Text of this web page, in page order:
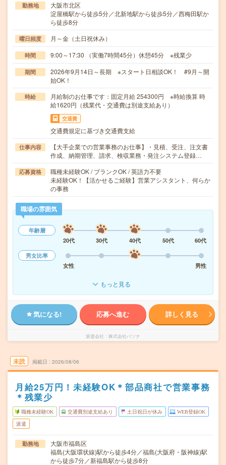
勤務地
大阪市北区
淀屋橋駅から徒歩5分／北新地駅から徒歩5分／西梅田駅か
ら徒歩8分
曜日頻度 月～金（土日祝休み）
時間 9:00～17:30 （実働7時間45分）休憩45分 ※残業少
期間
2026年9月14日～長期 ※スタート日相談OK！ #9月～開
始OK！
時給
月給制のお仕事です：固定月給 254300円 ※時給換算 時
給1620円（残業代・交通費は別途支給あり）
交通費
交通費規定に基づき交通費支給
仕事内容
【大手企業での営業事務のお仕事】・見積、受注、注文書
作成、納期管理、請求、検収業務・発注システム登録…
応募資格
職種未経験OK / ブランクOK / 英語力不要
未経験OK！【活かせるご経験】営業アシスタント、何らか
の事務
職場の雰囲気
年齢層
20代
30代 40代 50代
60代
男女比率
女性
男性
もっと見る
気になる! 応募へ進む 詳しく見る
派遣会社 株式会社パソナ
未読 掲載日 2026/08/06
月給25万円！未経験OK＊部品商社で営業事務
＊残業少
職種未経験OK 交通費別途支給あり 土日祝日が休み WEB登録OK
派遣
勤務地
大阪市福島区
福島(大阪環状線)駅から徒歩4分／福島(大阪府・阪神線)駅
から徒歩7分／新福島駅から徒歩8分